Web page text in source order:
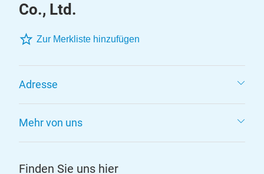
Co., Ltd.
Zur Merkliste hinzufügen
Adresse
Mehr von uns
Finden Sie uns hier